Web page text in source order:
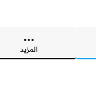
المزيد